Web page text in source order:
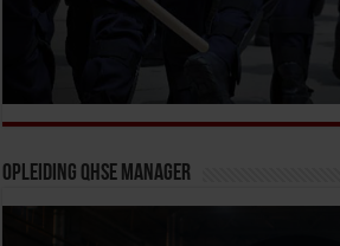
Opleiding QHSE Manager